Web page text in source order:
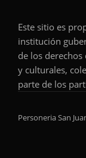
Este sitio es
institución
de los
y culturales,
parte de los
Personeria San